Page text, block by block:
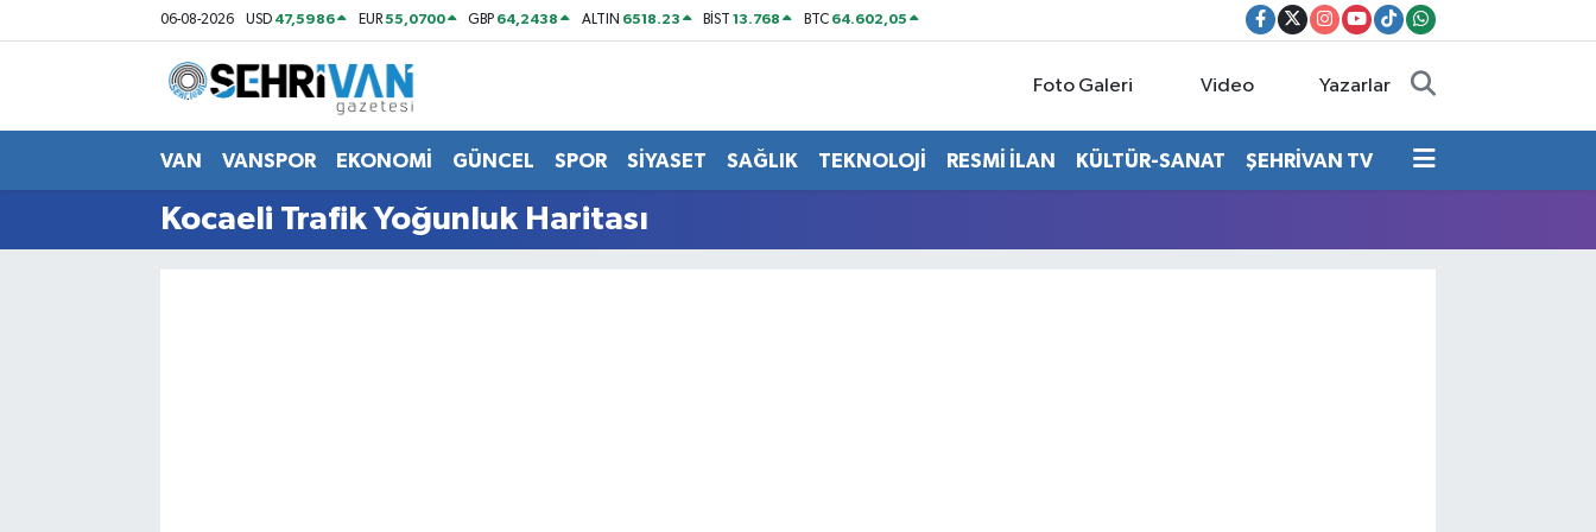
06-08-2026 USD 47,5986 EUR55,0700 GBP 64,2438 ALTIN 6518.23 BİST13.768 BTC 64.602,05
Foto Galeri Video Yazarlar
VAN VANSPOR EKONOMİ GÜNCEL SPOR SİYASET SAĞLIK TEKNOLOJİ RESMİ İLAN KÜLTÜR-SANAT ŞEHRİVAN TV
Kocaeli Trafik Yoğunluk Haritası
Van Nöbetçi Eczaneler
Van Hava Durumu
VAN Namaz Vakitleri